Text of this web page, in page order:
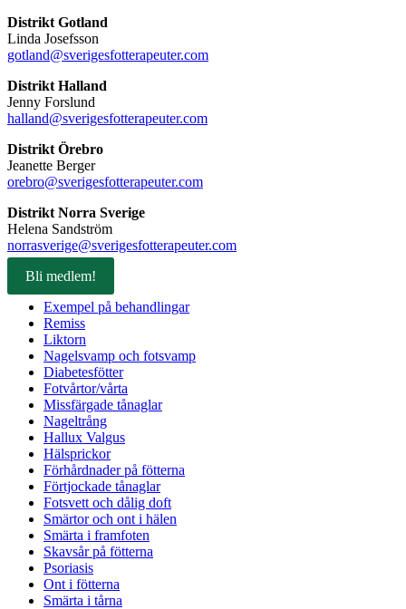
Distrikt Gotland
Linda Josefsson
gotland@sverigesfotterapeuter.com
Distrikt Halland
Jenny Forslund
halland@sverigesfotterapeuter.com
Distrikt Örebro
Jeanette Berger
orebro@sverigesfotterapeuter.com
Distrikt Norra Sverige
Helena Sandström
norrasverige@sverigesfotterapeuter.com
Bli medlem!
Exempel på behandlingar
Remiss
Liktorn
Nagelsvamp och fotsvamp
Diabetesfötter
Fotvårtor/vårta
Missfärgade tånaglar
Nageltrång
Hallux Valgus
Hälsprickor
Förhårdnader på fötterna
Förtjockade tånaglar
Fotsvett och dålig doft
Smärtor och ont i hälen
Smärta i framfoten
Skavsår på fötterna
Psoriasis
Ont i fötterna
Smärta i tårna